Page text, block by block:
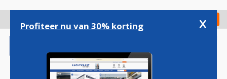
gaan
Check in
Profiteer nu van 30% korting x